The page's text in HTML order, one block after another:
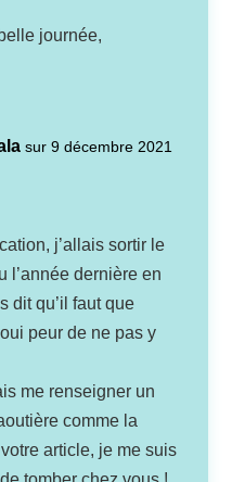
journée,
sur 9 décembre 2021
j’allais sortir le
l’année dernière en
dit qu’il faut que
peur de ne pas y
me renseigner un
comme la
article, je me suis